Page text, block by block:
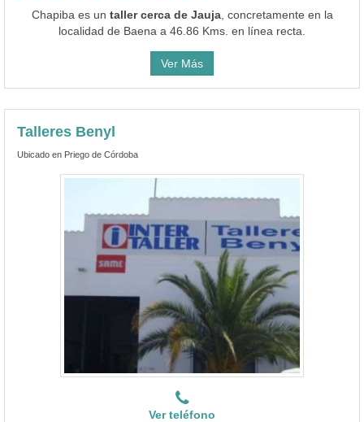
Chapiba es un taller cerca de Jauja, concretamente en la
localidad de Baena a 46.86 Kms. en línea recta.
Ver Más
Talleres Benyl
Ubicado en Priego de Córdoba
Ver teléfono